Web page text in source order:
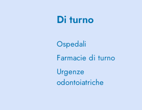
Di turno
Ospedali
Farmacie di turno
Urgenze
odontoiatriche